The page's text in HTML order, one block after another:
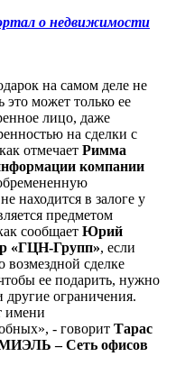
о недвижимости
на самом деле не
это может только ее
лицо, даже
на сделки с
отмечает Римма
компании
находится в залоге у
предметом
сообщает Юрий
«ГЦН-Групп», если
возмездной сделке
ее подарить, нужно
другие ограничения.
имени
- говорит Тарас
– Сеть офисов